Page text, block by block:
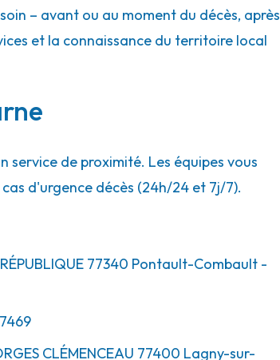
– avant ou au moment du décès, après
et la connaissance du territoire local
service de proximité. Les équipes vous
d'urgence décès (24h/24 et 7j/7).
77340 Pontault-Combault -
CLÉMENCEAU 77400 Lagny-sur-